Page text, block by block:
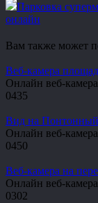
Парковка
онлайн
Вам также может
Веб-камера
Онлайн веб-
0435
Вид на Понтонный
Онлайн веб-
0450
Веб-камера на
Онлайн веб-
0302